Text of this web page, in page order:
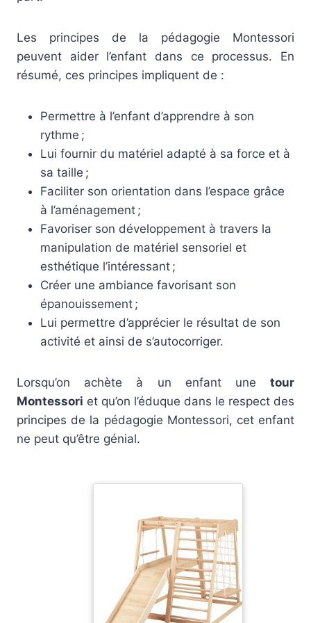
Les principes de la pédagogie Montessori
peuvent aider l’enfant dans ce processus. En
résumé, ces principes impliquent de :
Permettre à l’enfant d’apprendre à son
rythme ;
Lui fournir du matériel adapté à sa force et à
sa taille ;
Faciliter son orientation dans l’espace grâce
à l’aménagement ;
Favoriser son développement à travers la
manipulation de matériel sensoriel et
esthétique l’intéressant ;
Créer une ambiance favorisant son
épanouissement ;
Lui permettre d’apprécier le résultat de son
activité et ainsi de s’autocorriger.
Lorsqu’on achète à un enfant une tour
Montessori et qu’on l’éduque dans le respect des
principes de la pédagogie Montessori, cet enfant
ne peut qu’être génial.